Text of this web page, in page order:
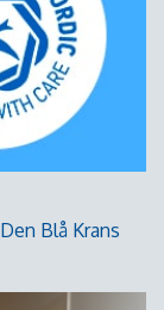
Blå Krans